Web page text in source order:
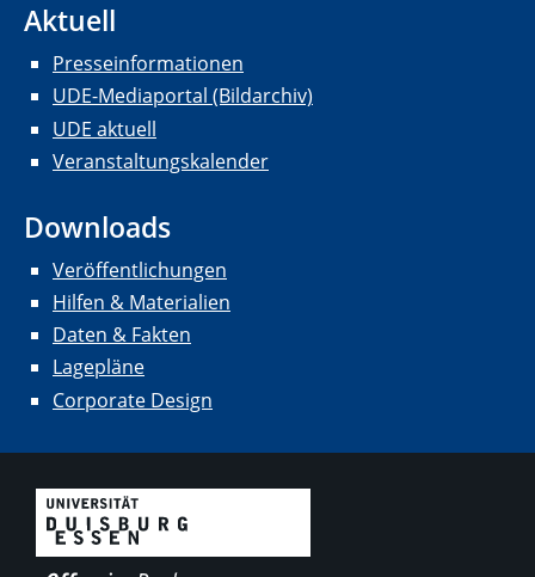
Aktuell
Presseinformationen
UDE-Mediaportal (Bildarchiv)
UDE aktuell
Veranstaltungskalender
Downloads
Veröffentlichungen
Hilfen & Materialien
Daten & Fakten
Lagepläne
Corporate Design